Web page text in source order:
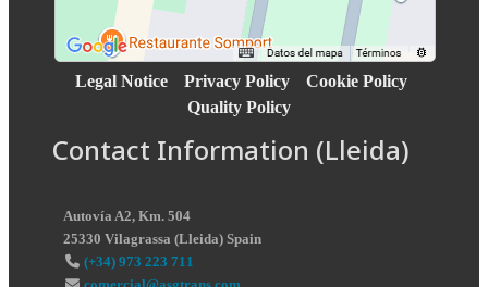
Legal Notice Privacy Policy
Cookie Policy
Quality Policy
Contact Information (Lleida)
Autovía A2, Km. 504
25330 Vilagrassa (Lleida) Spain
(+34) 973 223 711